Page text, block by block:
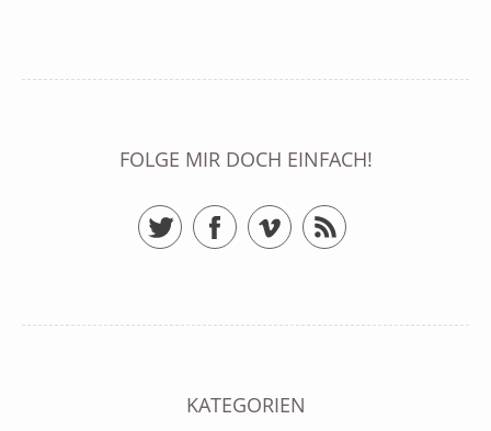
FOLGE MIR DOCH EINFACH!
TwitterFacebookVimeo RSS Feed
KATEGORIEN